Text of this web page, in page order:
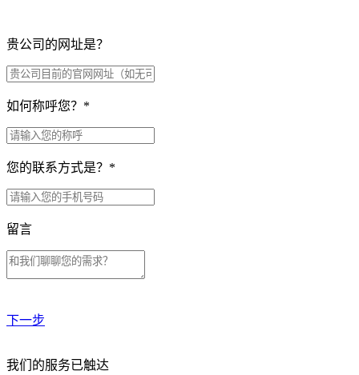
贵公司的网址是？
如何称呼您？ *
您的联系方式是？ *
留言
下一步
贵公司预算范围是？
我们的服务已触达